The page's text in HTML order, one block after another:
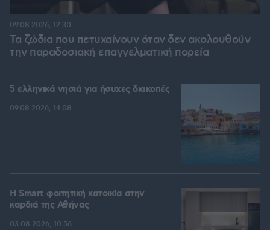
Τα ζώδια που πετυχαίνουν όταν δεν ακολουθούν
την παραδοσιακή επαγγελματική πορεία
09.08.2026, 12:30
5 ελληνικά νησιά για ήσυχες διακοπές
09.08.2026, 14:08
Η Smart φοιτητική κατοικία στην
καρδιά της Αθήνας
03.08.2026, 10:56